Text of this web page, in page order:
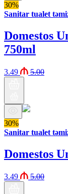
30%
Sanitar tualet
Domestos
750ml
3.49 5.00
30%
Sanitar tualet
Domestos
3.49 5.00